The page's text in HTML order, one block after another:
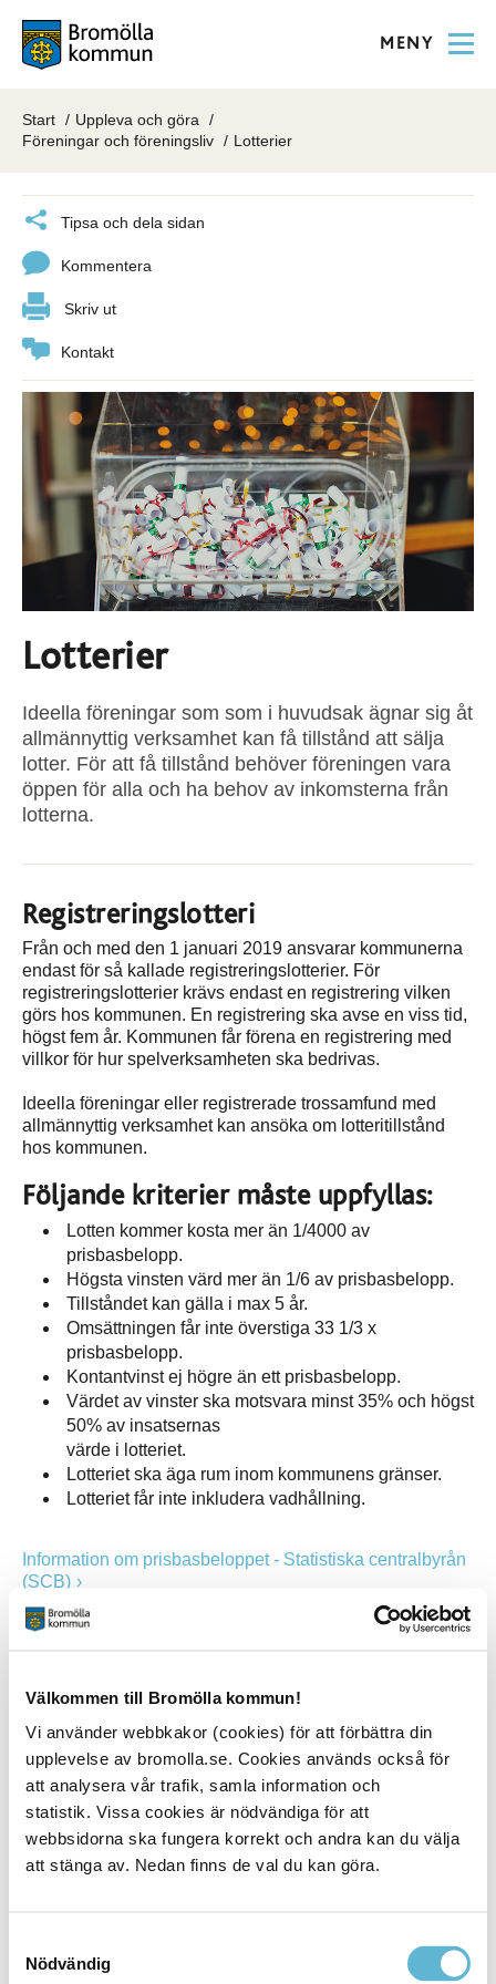
Välkommen till Bromölla kommun!
Vi använder webbkakor (cookies) för att förbättra din
upplevelse av bromolla.se. Cookies används också för
att analysera vår trafik, samla information och
statistik. Vissa cookies är nödvändiga för att
webbsidorna ska fungera korrekt och andra kan du välja
att stänga av. Nedan finns de val du kan göra.
Nödvändig
MENY
Start
Uppleva och göra
Föreningar och föreningsliv
Lotterier
Tipsa och dela sidan
Kommentera
Skriv ut
Kontakt
Lotterier
Ideella föreningar som som i huvudsak ägnar sig åt
allmännyttig verksamhet kan få tillstånd att sälja
lotter. För att få tillstånd behöver föreningen vara
öppen för alla och ha behov av inkomsterna från
lotterna.
Registreringslotteri
Från och med den 1 januari 2019 ansvarar kommunerna
endast för så kallade registreringslotterier. För
registreringslotterier krävs endast en registrering vilken
görs hos kommunen. En registrering ska avse en viss tid,
högst fem år. Kommunen får förena en registrering med
villkor för hur spelverksamheten ska bedrivas.
Ideella föreningar eller registrerade trossamfund med
allmännyttig verksamhet kan ansöka om lotteritillstånd
hos kommunen.
Följande kriterier måste uppfyllas:
Lotten kommer kosta mer än 1/4000 av
prisbasbelopp.
Högsta vinsten värd mer än 1/6 av prisbasbelopp.
Tillståndet kan gälla i max 5 år.
Omsättningen får inte överstiga 33 1/3 x
prisbasbelopp.
Kontantvinst ej högre än ett prisbasbelopp.
Värdet av vinster ska motsvara minst 35% och högst
50% av insatsernas
värde i lotteriet.
Lotteriet ska äga rum inom kommunens gränser.
Lotteriet får inte inkludera vadhållning.
Information om prisbasbeloppet - Statistiska centralbyrån
(SCB)
Ansökan registreringslotteri Bromölla kommun (pdf)
Information om kommunala lotterier - Spelinspektionen
Lotterier utan tillstånd
En ideell förening behöver inte ha tillstånd att anordna ett
lotteri om detta sker i samband med en tillställning inom
ett avgränsat område. Då gäller vissa fastställda gränser
utan tillstånd, till exempel i samband med mässor eller
marknader. Kravet är då att insatserna och vinster är låga